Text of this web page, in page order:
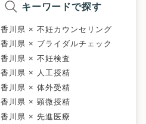
キーワードで探す
香川県 × 不妊カウンセリング
香川県 × ブライダルチェック
香川県 × 不妊検査
香川県 × 人工授精
香川県 × 体外受精
香川県 × 顕微授精
香川県 × 先進医療